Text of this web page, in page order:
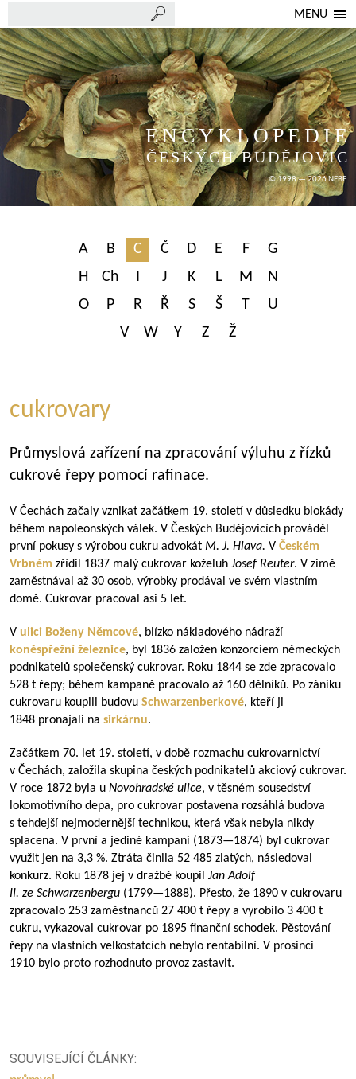
MENU
ENCYKLOPEDIE
ČESKÝCH BUDĚJOVIC
© 1998 — 2026 NEBE
A B C Č D E F
G
H
Ch I J K L M
N
O
P R Ř S Š T
U
V
W Y Z Ž
cukrovary
Průmyslová zařízení na zpracování výluhu z řízků
cukrové řepy pomocí rafinace.
V Čechách začaly vznikat začátkem 19. století v důsledku blokády
během napoleonských válek. V Českých Budějovicích prováděl
první pokusy s výrobou cukru advokát M. J. Hlava. V Českém
Vrbném zřídil 1837 malý cukrovar koželuh Josef Reuter. V zimě
zaměstnával až 30 osob, výrobky prodával ve svém vlastním
domě. Cukrovar pracoval asi 5 let.
V ulici Boženy Němcové, blízko nákladového nádraží
koněspřežní železnice, byl 1836 založen konzorciem německých
podnikatelů společenský cukrovar. Roku 1844 se zde zpracovalo
528 t řepy; během kampaně pracovalo až 160 dělníků. Po zániku
cukrovaru koupili budovu Schwarzenberkové, kteří ji
1848 pronajali na sirkárnu.
Začátkem 70. let 19. století, v době rozmachu cukrovarnictví
v Čechách, založila skupina českých podnikatelů akciový cukrovar.
V roce 1872 byla u Novohradské ulice, v těsném sousedství
lokomotivního depa, pro cukrovar postavena rozsáhlá budova
s tehdejší nejmodernější technikou, která však nebyla nikdy
splacena. V první a jediné kampani (1873—1874) byl cukrovar
využit jen na 3,3 %. Ztráta činila 52 485 zlatých, následoval
konkurz. Roku 1878 jej v dražbě koupil Jan Adolf
II. ze Schwarzenbergu (1799—1888). Přesto, že 1890 v cukrovaru
zpracovalo 253 zaměstnanců 27 400 t řepy a vyrobilo 3 400 t
cukru, vykazoval cukrovar po 1895 finanční schodek. Pěstování
řepy na vlastních velkostatcích nebylo rentabilní. V prosinci
1910 bylo proto rozhodnuto provoz zastavit.
SOUVISEJÍCÍ ČLÁNKY: